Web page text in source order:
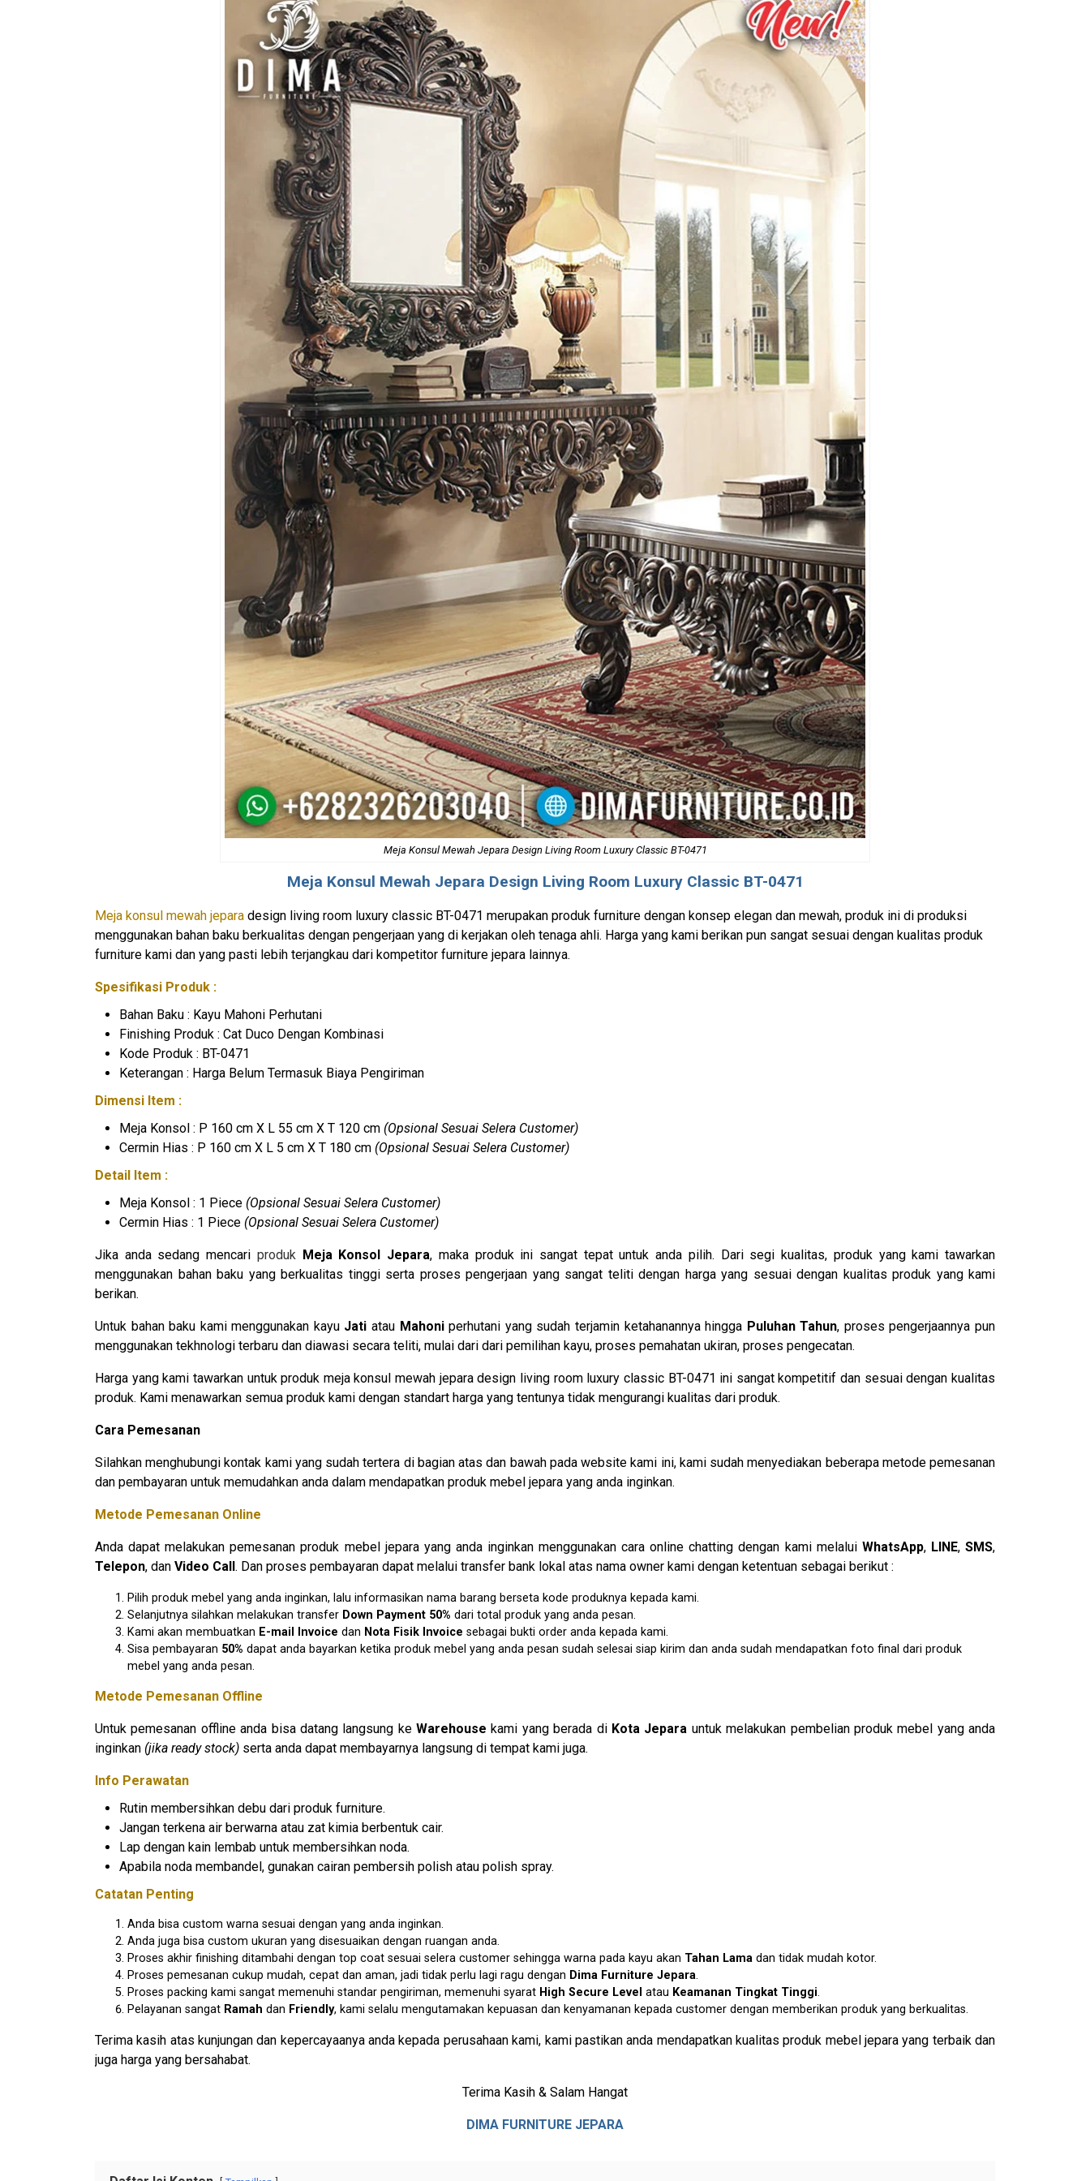
Meja Konsul Mewah Jepara Design Living Room Luxury Classic BT-0471
Meja Konsul Mewah Jepara Design Living Room Luxury Classic BT-0471
Meja konsul mewah jepara design living room luxury classic BT-0471 merupakan produk furniture dengan konsep elegan dan mewah, produk ini di produksi
menggunakan bahan baku berkualitas dengan pengerjaan yang di kerjakan oleh tenaga ahli. Harga yang kami berikan pun sangat sesuai dengan kualitas produk
furniture kami dan yang pasti lebih terjangkau dari kompetitor furniture jepara lainnya.
Spesifikasi Produk :
Bahan Baku : Kayu Mahoni Perhutani
Finishing Produk : Cat Duco Dengan Kombinasi
Kode Produk : BT-0471
Keterangan : Harga Belum Termasuk Biaya Pengiriman
Dimensi Item :
Meja Konsol : P 160 cm X L 55 cm X T 120 cm (Opsional Sesuai Selera Customer)
Cermin Hias : P 160 cm X L 5 cm X T 180 cm (Opsional Sesuai Selera Customer)
Detail Item :
Meja Konsol : 1 Piece (Opsional Sesuai Selera Customer)
Cermin Hias : 1 Piece (Opsional Sesuai Selera Customer)
Jika anda sedang mencari produk Meja Konsol Jepara, maka produk ini sangat tepat untuk anda pilih. Dari segi kualitas, produk yang kami tawarkan
menggunakan bahan baku yang berkualitas tinggi serta proses pengerjaan yang sangat teliti dengan harga yang sesuai dengan kualitas produk yang kami
berikan.
Untuk bahan baku kami menggunakan kayu Jati atau Mahoniperhutani yang sudah terjamin ketahanannya hingga Puluhan Tahun, proses pengerjaannya pun
menggunakan tekhnologi terbaru dan diawasi secara teliti, mulai dari dari pemilihan kayu, proses pemahatan ukiran, proses pengecatan.
Harga yang kami tawarkan untuk produk meja konsul mewah jepara design living room luxury classic BT-0471 ini sangat kompetitif dan sesuai dengan kualitas
produk. Kami menawarkan semua produk kami dengan standart harga yang tentunya tidak mengurangi kualitas dari produk.
Cara Pemesanan
Silahkan menghubungi kontak kami yang sudah tertera di bagian atas dan bawah pada website kami ini, kami sudah menyediakan beberapa metode pemesanan
dan pembayaran untuk memudahkan anda dalam mendapatkan produk mebel jepara yang anda inginkan.
Metode Pemesanan Online
Anda dapat melakukan pemesanan produk mebel jepara yang anda inginkan menggunakan cara online chatting dengan kami melalui WhatsApp, LINE,SMS,
Telepon, dan Video Call . Dan proses pembayaran dapat melalui transfer bank lokal atas nama owner kami dengan ketentuan sebagai berikut :
Pilih produk mebel yang anda inginkan, lalu informasikan nama barang berseta kode produknya kepada kami.
Selanjutnya silahkan melakukan transfer Down Payment 50% dari total produk yang anda pesan.
Kami akan membuatkan E-mail Invoice dan N ota Fisik Invoice sebagai bukti order anda kepada kami.
Sisa pembayaran 50% dapat anda bayarkan ketika produk mebel yang anda pesan sudah selesai siap kirim dan anda sudah mendapatkan foto final dari produk
mebel yang anda pesan.
Metode Pemesanan Offline
Untuk pemesanan offline anda bisa datang langsung keWarehouse kami yang berada di Kota Jepara untuk melakukan pembelian produk mebel yang anda
inginkan (jika ready stock) serta anda dapat membayarnya langsung di tempat kami juga.
Info Perawatan
Rutin membersihkan debu dari produk furniture.
Jangan terkena air berwarna atau zat kimia berbentuk cair.
Lap dengan kain lembab untuk membersihkan noda.
Apabila noda membandel, gunakan cairan pembersih polish atau polish spray.
Catatan Penting
Anda bisa custom warna sesuai dengan yang anda inginkan.
Anda juga bisa custom ukuran yang disesuaikan dengan ruangan anda.
Proses akhir finishing ditambahi dengan top coat sesuai selera customer sehingga warna pada kayu akan Tahan Lama dan tidak mudah kotor.
Proses pemesanan cukup mudah, cepat dan aman, jadi tidak perlu lagi ragu dengan Dima Furniture Jepara.
Proses packing kami sangat memenuhi standar pengiriman, memenuhi syarat High Secure Level atau Keamanan Tingkat Tinggi.
Pelayanan sangat Ramah dan Friendly, kami selalu mengutamakan kepuasan dan kenyamanan kepada customer dengan memberikan produk yang berkualitas.
Terima kasih atas kunjungan dan kepercayaanya anda kepada perusahaan kami, kami pastikan anda mendapatkan kualitas produk mebel jepara yang terbaik dan
juga harga yang bersahabat.
Terima Kasih & Salam Hangat
DIMA FURNITURE JEPARA